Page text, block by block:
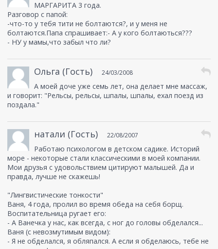
МАРГАРИТА 3 года.
Разговор с папой:
-что-то у тебя тити не болтаются?, и у меня не
болтаются.Папа спрашивает:- А у кого болтаються???
- НУ у мамы,что забыл что ли?
Ольга (Гость) 24/03/2008
А моей доче уже семь лет, она делает мне массаж,
и говорит: "Рельсы, рельсы, шпалы, шпалы, ехал поезд из
поздала."
натали (Гость) 22/08/2007
Работаю психологом в детском садике. Историй
море - некоторые стали классическими в моей компании.
Мои друзья с удовольствием цитируют малышей. Да и
правда, лучше не скажешь!
"Лингвистические тонкости"
Ваня, 4 года, пролил во время обеда на себя борщ.
Воспитательница ругает его:
- А Ванечка у нас, как всегда, с ног до головы обделался...
Ваня (с невозмутимым видом):
- Я не обделался, я обляпался. А если я обделаюсь, тебе не